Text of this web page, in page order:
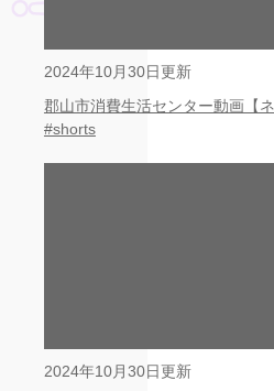
2024年10月30日更新
郡山市消費生活センター動画【
#shorts
2024年10月30日更新